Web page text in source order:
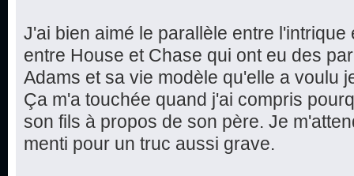
J'ai bien aimé le parallèle entre
entre House et Chase qui ont eu des
Adams et sa vie modèle qu'elle a voulu
Ça m'a touchée quand j'ai compris
son fils à propos de son père. Je
menti pour un truc aussi grave.